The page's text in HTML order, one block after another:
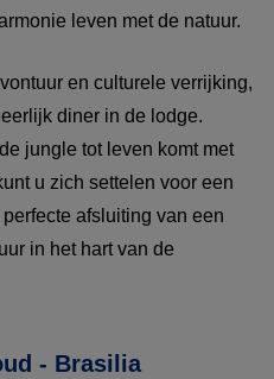
leven met de natuur.
en culturele verrijking,
diner in de lodge.
jungle tot leven komt met
u zich settelen voor een
afsluiting van een
in het hart van de
- Brasilia